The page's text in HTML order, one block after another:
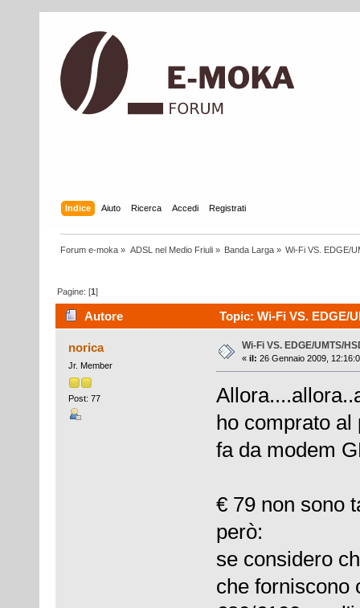
Indice Aiuto Ricerca Accedi Registrati
Forum e-moka » ADSL nel Medio Friuli» Banda Larga» Wi-Fi VS. EDGE/
Pagine: [1]
Autore Topic: Wi-Fi VS. EDGE/
norica
Jr. Member
Post: 77
Wi-Fi VS. EDGE/UMTS/
« il: 26 Gennaio 2009,
ho comprato al
fa da modem
€ 79 non sono
però:
se considero
che forniscono